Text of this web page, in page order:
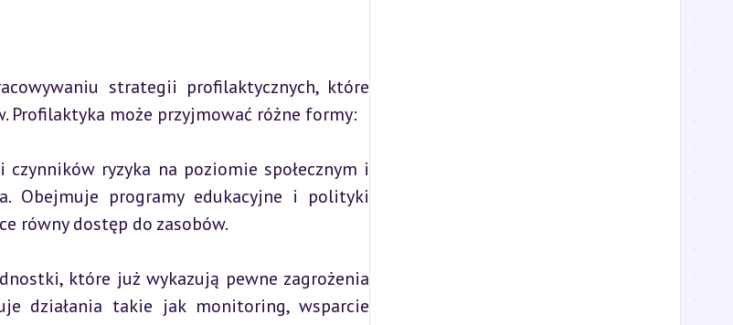
strategii profilaktycznych, które
Profilaktyka może przyjmować różne formy:
ryzyka na poziomie społecznym i
Obejmuje programy edukacyjne i polityki
równy dostęp do zasobów.
które już wykazują pewne zagrożenia
działania takie jak monitoring, wsparcie